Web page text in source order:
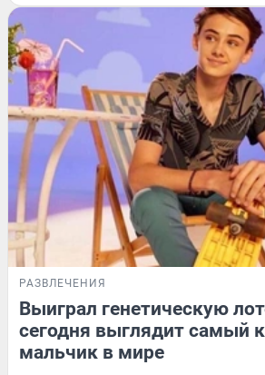
РАЗВЛЕЧЕНИЯ
Выиграл генетическую
сегодня выглядит самый
мальчик в мире